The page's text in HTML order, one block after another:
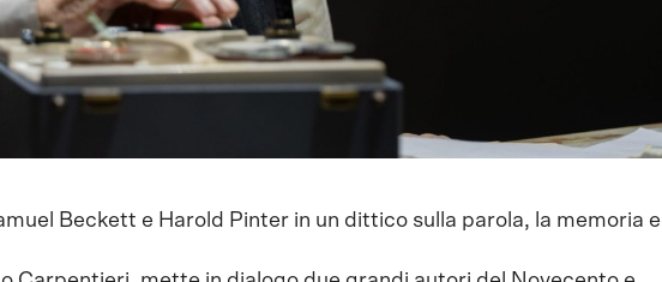
Beckett e Harold Pinter in un dittico sulla parola, la memoria e